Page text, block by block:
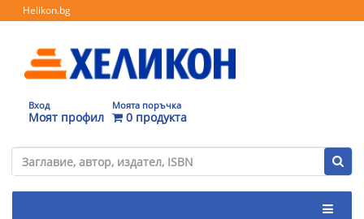
Helikon.bg
Вход
Моят профил
Моята поръчка
0 продукта